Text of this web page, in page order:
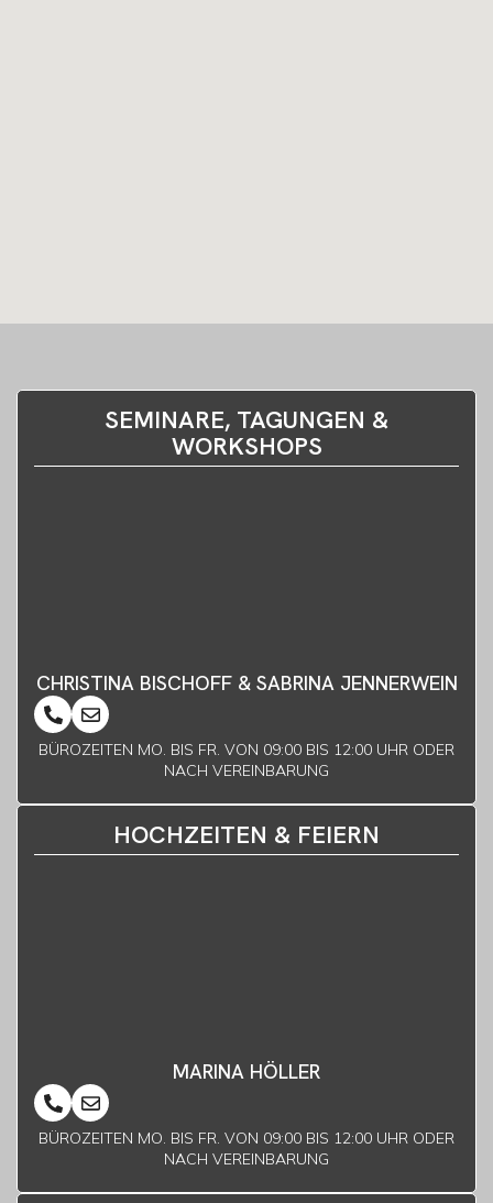
SEMINARE, TAGUNGEN &
WORKSHOPS
CHRISTINA BISCHOFF & SABRINA JENNERWEIN
BÜROZEITEN MO. BIS FR. VON 09:00 BIS 12:00 UHR ODER
NACH VEREINBARUNG
HOCHZEITEN & FEIERN
MARINA HÖLLER
BÜROZEITEN MO. BIS FR. VON 09:00 BIS 12:00 UHR ODER
NACH VEREINBARUNG